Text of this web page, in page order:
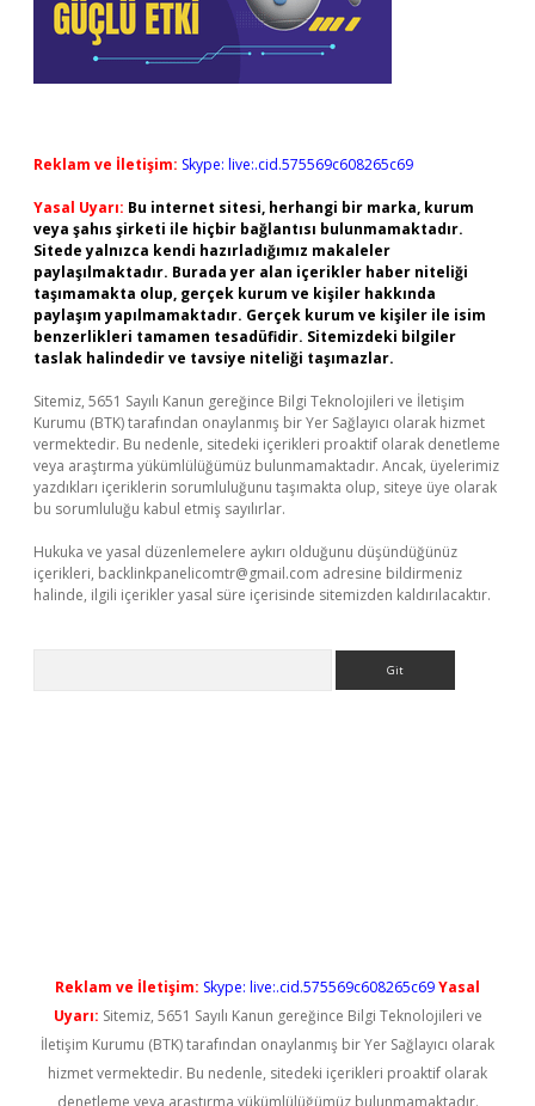
Reklam ve İletişim: Skype: live:.cid.575569c608265c69
Yasal Uyarı: Bu internet sitesi, herhangi bir marka, kurum
veya şahıs şirketi ile hiçbir bağlantısı bulunmamaktadır.
Sitede yalnızca kendi hazırladığımız makaleler
paylaşılmaktadır. Burada yer alan içerikler haber niteliği
taşımamakta olup, gerçek kurum ve kişiler hakkında
paylaşım yapılmamaktadır. Gerçek kurum ve kişiler ile isim
benzerlikleri tamamen tesadüfidir. Sitemizdeki bilgiler
taslak halindedir ve tavsiye niteliği taşımazlar.
Sitemiz, 5651 Sayılı Kanun gereğince Bilgi Teknolojileri ve İletişim
Kurumu (BTK) tarafından onaylanmış bir Yer Sağlayıcı olarak hizmet
vermektedir. Bu nedenle, sitedeki içerikleri proaktif olarak denetleme
veya araştırma yükümlülüğümüz bulunmamaktadır. Ancak, üyelerimiz
yazdıkları içeriklerin sorumluluğunu taşımakta olup, siteye üye olarak
bu sorumluluğu kabul etmiş sayılırlar.
Hukuka ve yasal düzenlemelere aykırı olduğunu düşündüğünüz
içerikleri, backlinkpanelicomtr@gmail.com adresine bildirmeniz
halinde, ilgili içerikler yasal süre içerisinde sitemizden kaldırılacaktır.
Reklam ve İletişim: Skype: live:.cid.575569c608265c69Yasal
Uyarı: Sitemiz, 5651 Sayılı Kanun gereğince Bilgi Teknolojileri ve
İletişim Kurumu (BTK) tarafından onaylanmış bir Yer Sağlayıcı olarak
hizmet vermektedir. Bu nedenle, sitedeki içerikleri proaktif olarak
denetleme veya araştırma yükümlülüğümüz bulunmamaktadır.